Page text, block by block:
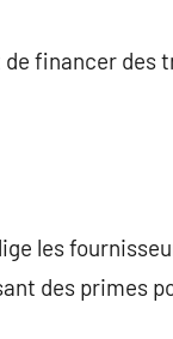
financer des
les
des primes